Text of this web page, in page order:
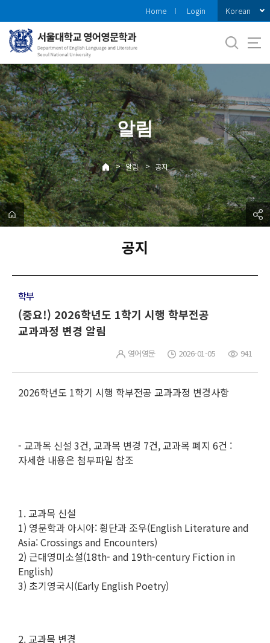
로
메
뉴
Home Login Korean
알림
> 알림 > 공지
공지
학부
(중요!) 2026학년도 1학기 시행 학부전공
교과과정 변경 알림
영어영문 2026-01-05 941
2026학년도 1학기 시행 학부전공 교과과정 변경사항
- 교과목 신설 3건, 교과목 변경 7건, 교과목 폐지 6건 :
자세한 내용은 첨부파일 참조
1. 교과목 신설
1) 영문학과 아시아: 횡단과 조우(English Literature and
Asia: Crossings and Encounters)
2) 근대영미소설(18th- and 19th-century Fiction in
English)
3) 초기영국시(Early English Poetry)
2. 교과목 변경